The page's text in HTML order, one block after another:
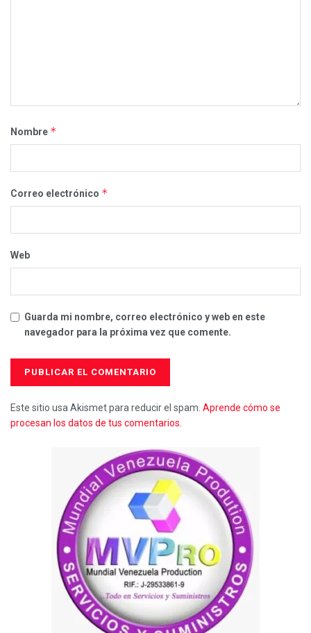
Nombre *
Correo electrónico *
Web
Guarda mi nombre, correo electrónico y web en este
navegador para la próxima vez que comente.
Este sitio usa Akismet para reducir el spam. Aprende cómo se
procesan los datos de tus comentarios.